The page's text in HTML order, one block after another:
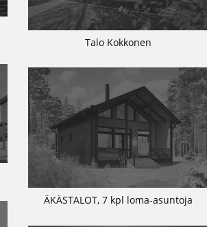
Talo Kokkonen
ÄKÄSTALOT, 7 kpl loma-asuntoja